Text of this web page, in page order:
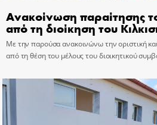
Ανακοίνωση παραίτησης
από τη διοίκηση του
Με την παρούσα ανακοινώνω την οριστική
από τη θέση του μέλους του διοικητικού